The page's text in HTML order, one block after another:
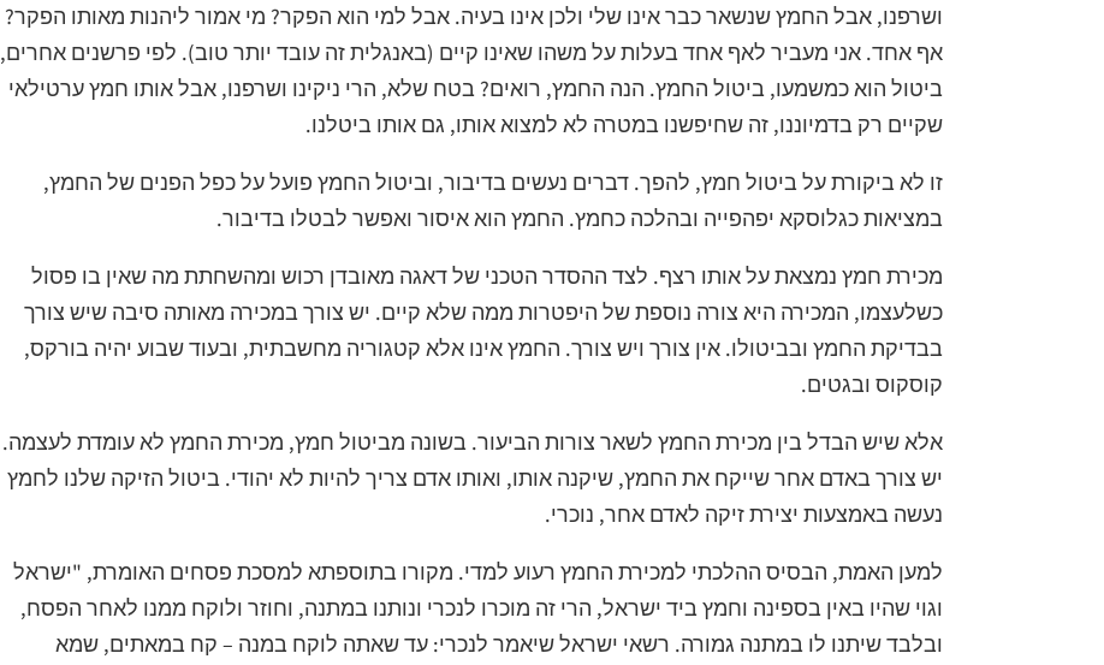
ושרפנו, אבל החמץ שנשאר כבר אינו שלי ולכן אינו בעיה. אבל למי הוא הפקר? מי אמור ליהנות מאותו הפקר?
אף אחד. אני מעביר לאף אחד בעלות על משהו שאינו קיים (באנגלית זה עובד יותר טוב). לפי פרשנים אחרים,
ביטול הוא כמשמעו, ביטול החמץ. הנה החמץ, רואים? בטח שלא, הרי ניקינו ושרפנו, אבל אותו חמץ ערטילאי
שקיים רק בדמיוננו, זה שחיפשנו במטרה לא למצוא אותו, גם אותו ביטלנו.
זו לא ביקורת על ביטול חמץ, להפך. דברים נעשים בדיבור, וביטול החמץ פועל על כפל הפנים של החמץ,
במציאות כגלוסקא יפהפייה ובהלכה כחמץ. החמץ הוא איסור ואפשר לבטלו בדיבור.
מכירת חמץ נמצאת על אותו רצף. לצד ההסדר הטכני של דאגה מאובדן רכוש ומהשחתת מה שאין בו פסול
כשלעצמו, המכירה היא צורה נוספת של היפטרות ממה שלא קיים. יש צורך במכירה מאותה סיבה שיש צורך
בבדיקת החמץ ובביטולו. אין צורך ויש צורך. החמץ אינו אלא קטגוריה מחשבתית, ובעוד שבוע יהיה בורקס,
קוסקוס ובגטים.
אלא שיש הבדל בין מכירת החמץ לשאר צורות הביעור. בשונה מביטול חמץ, מכירת החמץ לא עומדת לעצמה.
יש צורך באדם אחר שייקח את החמץ, שיקנה אותו, ואותו אדם צריך להיות לא יהודי. ביטול הזיקה שלנו לחמץ
נעשה באמצעות יצירת זיקה לאדם אחר, נוכרי.
למען האמת, הבסיס ההלכתי למכירת החמץ רעוע למדי. מקורו בתוספתא למסכת פסחים האומרת, "ישראל
וגוי שהיו באין בספינה וחמץ ביד ישראל, הרי זה מוכרו לנכרי ונותנו במתנה, וחוזר ולוקח ממנו לאחר הפסח,
ובלבד שיתנו לו במתנה גמורה. רשאי ישראל שיאמר לנכרי: עד שאתה לוקח במנה – קח במאתים, שמא